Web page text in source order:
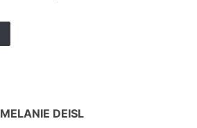
MELANIE DEISL